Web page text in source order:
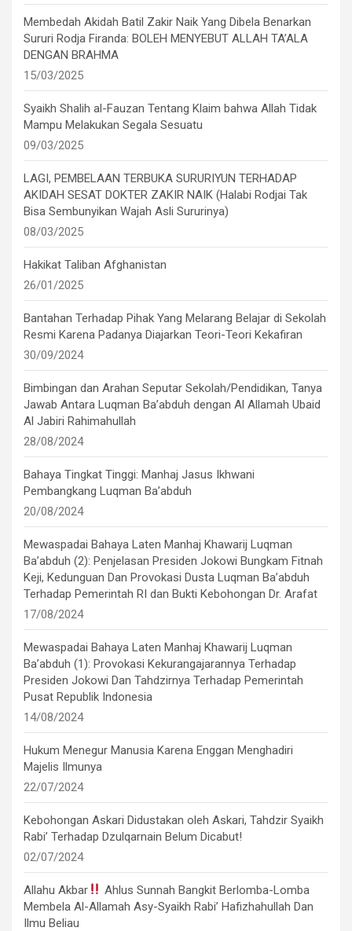
Membedah Akidah Batil Zakir Naik Yang Dibela Benarkan
Sururi Rodja Firanda: BOLEH MENYEBUT ALLAH TA’ALA
DENGAN BRAHMA
15/03/2025
Syaikh Shalih al-Fauzan Tentang Klaim bahwa Allah Tidak
Mampu Melakukan Segala Sesuatu
09/03/2025
LAGI, PEMBELAAN TERBUKA SURURIYUN TERHADAP
AKIDAH SESAT DOKTER ZAKIR NAIK (Halabi Rodjai Tak
Bisa Sembunyikan Wajah Asli Sururinya)
08/03/2025
Hakikat Taliban Afghanistan
26/01/2025
Bantahan Terhadap Pihak Yang Melarang Belajar di Sekolah
Resmi Karena Padanya Diajarkan Teori-Teori Kekafiran
30/09/2024
Bimbingan dan Arahan Seputar Sekolah/Pendidikan, Tanya
Jawab Antara Luqman Ba’abduh dengan Al Allamah Ubaid
Al Jabiri Rahimahullah
28/08/2024
Bahaya Tingkat Tinggi: Manhaj Jasus Ikhwani
Pembangkang Luqman Ba’abduh
20/08/2024
Mewaspadai Bahaya Laten Manhaj Khawarij Luqman
Ba’abduh (2): Penjelasan Presiden Jokowi Bungkam Fitnah
Keji, Kedunguan Dan Provokasi Dusta Luqman Ba’abduh
Terhadap Pemerintah RI dan Bukti Kebohongan Dr. Arafat
17/08/2024
Mewaspadai Bahaya Laten Manhaj Khawarij Luqman
Ba’abduh (1): Provokasi Kekurangajarannya Terhadap
Presiden Jokowi Dan Tahdzirnya Terhadap Pemerintah
Pusat Republik Indonesia
14/08/2024
Hukum Menegur Manusia Karena Enggan Menghadiri
Majelis Ilmunya
22/07/2024
Kebohongan Askari Didustakan oleh Askari, Tahdzir Syaikh
Rabi’ Terhadap Dzulqarnain Belum Dicabut!
02/07/2024
Allahu Akbar
Ahlus Sunnah Bangkit Berlomba-Lomba
Membela Al-Allamah Asy-Syaikh Rabi’ Hafizhahullah Dan
Ilmu Beliau